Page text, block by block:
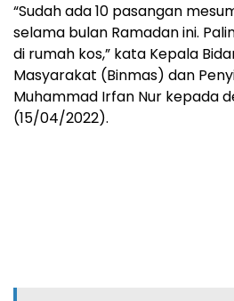
“Sudah ada 10 pasangan
selama bulan Ramadan ini.
di rumah kos,” kata Kepala
Masyarakat (Binmas) dan
Muhammad Irfan Nur kepada
(15/04/2022).